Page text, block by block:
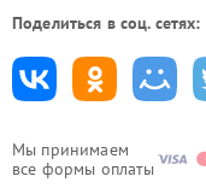
Мы принимаем
все формы оплаты
Поделиться в соц. сетях: